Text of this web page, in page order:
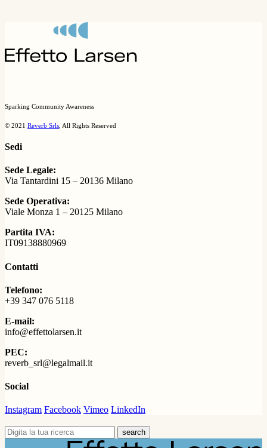
Sparking Community Awareness
© 2021 Reverb Srls , All Rights Reserved
Sedi
Sede Legale:
Via Tantardini 15 – 20136 Milano
Sede Operativa:
Viale Monza 1 – 20125 Milano
Partita IVA:
IT09138880969
Contatti
Telefono:
+39 347 076 5118
E-mail:
info@effettolarsen.it
PEC:
reverb_srl@legalmail.it
Social
Instagram Facebook Vimeo LinkedIn
search